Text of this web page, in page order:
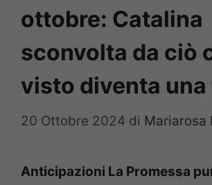
ottobre: Catalina
sconvolta da ciò
visto diventa una
20 Ottobre 2024 di Mariarosa
Anticipazioni La Promessa